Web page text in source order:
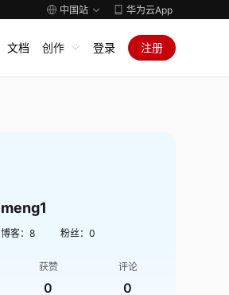
中国站 华为云App
文档 创作 登录 注册
meng1
博客： 8 粉丝： 0
获赞
0
评论
0